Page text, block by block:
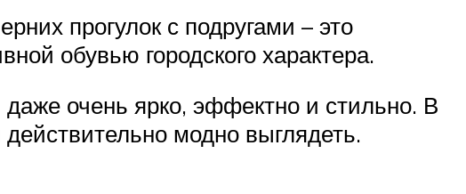
прогулок с подругами – это
обувью городского характера.
очень ярко, эффектно и стильно. В
модно выглядеть.